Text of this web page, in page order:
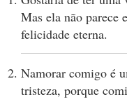
Mas ela não parece
felicidade eterna.
Namorar comigo é
tristeza, porque